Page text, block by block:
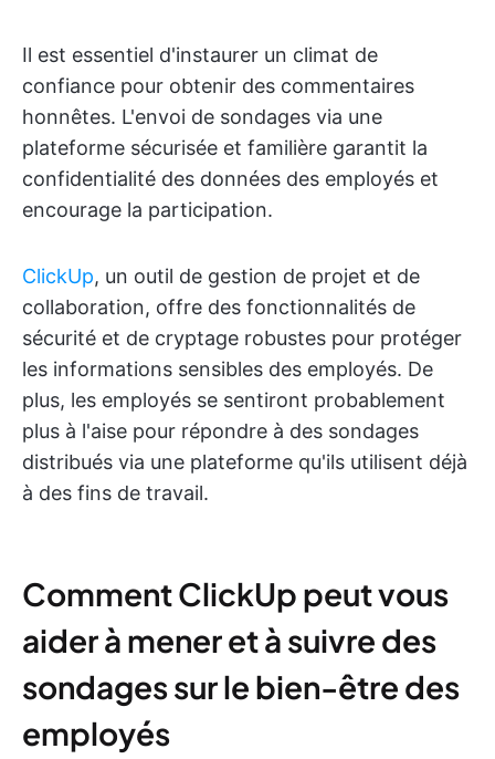
Il est essentiel d'instaurer un climat de
confiance pour obtenir des commentaires
honnêtes. L'envoi de sondages via une
plateforme sécurisée et familière garantit la
confidentialité des données des employés et
encourage la participation.
ClickUp, un outil de gestion de projet et de
collaboration, offre des fonctionnalités de
sécurité et de cryptage robustes pour protéger
les informations sensibles des employés. De
plus, les employés se sentiront probablement
plus à l'aise pour répondre à des sondages
distribués via une plateforme qu'ils utilisent déjà
à des fins de travail.
Comment ClickUp peut vous
aider à mener et à suivre des
sondages sur le bien-être des
employés